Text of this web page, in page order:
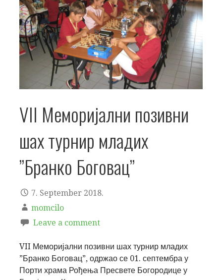
VII Меморијални позивни
шах турнир младих
’’Бранко Боговац’’
7. September 2018.
momcilo
Leave a comment
VII Меморијални позивни шах турнир младих
”Бранко Боговац”, одржао се 01. септембра у
Порти храма Рођења Пресвете Богородице у